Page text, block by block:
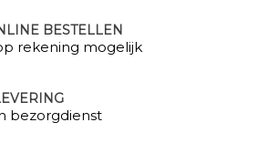
BESTELLEN
rekening mogelijk
bezorgdienst